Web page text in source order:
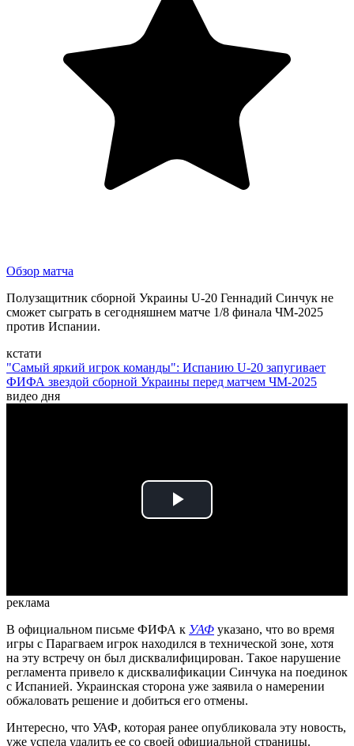
Обзор матча
Полузащитник сборной Украины U-20 Геннадий Синчук не
сможет сыграть в сегодняшнем матче 1/8 финала ЧМ-2025
против Испании.
кстати
"Самый яркий игрок команды": Испанию U-20 запугивает
ФИФА звездой сборной Украины перед матчем ЧМ-2025
видео дня
Play
реклама
В официальном письме ФИФА к УАФ указано, что во время
игры с Парагваем игрок находился в технической зоне, хотя
на эту встречу он был дисквалифицирован. Такое нарушение
регламента привело к дисквалификации Синчука на поединок
с Испанией. Украинская сторона уже заявила о намерении
обжаловать решение и добиться его отмены.
Интересно, что УАФ, которая ранее опубликовала эту новость,
уже успела удалить ее со своей официальной страницы.